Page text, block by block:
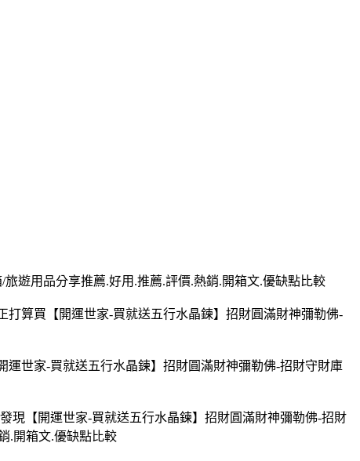
遊用品分享推薦.好用.推薦.評價.熱銷.開箱文.優缺點比較
算買【開運世家-買就送五行水晶鍊】招財圓滿財神彌勒佛-
世家-買就送五行水晶鍊】招財圓滿財神彌勒佛-招財守財庫
現【開運世家-買就送五行水晶鍊】招財圓滿財神彌勒佛-招財
.開箱文.優缺點比較